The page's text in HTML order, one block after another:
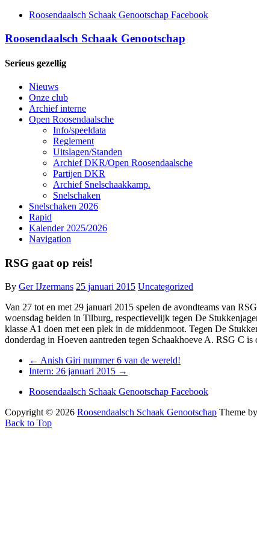
Roosendaalsch Schaak Genootschap Facebook
Roosendaalsch Schaak Genootschap
Serieus gezellig
Nieuws
Onze club
Archief interne
Open Roosendaalsche
Info/speeldata
Reglement
Uitslagen/Standen
Archief DKR/Open Roosendaalsche
Partijen DKR
Archief Snelschaakkamp.
Snelschaken
Snelschaken 2026
Rapid
Kalender 2025/2026
Navigation
RSG gaat op reis!
By Ger IJzermans 25 januari 2015 Uncategorized
Van 27 tot en met 29 januari 2015 spelen de avondteams van
woensdag beiden in Tilburg, respectievelijk tegen De
klasse A1 doen met een plek in de middenmoot. Tegen De
donderdag in Hoeven aantreden tegen Schaakhoeve A. RSG C
← Anish Giri nummer 6 van de wereld!
Intern: 26 januari 2015 →
Roosendaalsch Schaak Genootschap Facebook
Copyright © 2026 Roosendaalsch Schaak Genootschap Theme
Back to Top